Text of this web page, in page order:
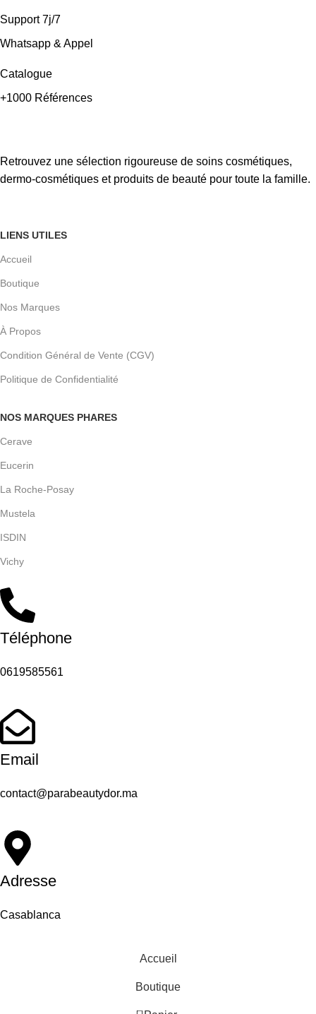
Support 7j/7
Whatsapp & Appel
Catalogue
+1000 Références
Retrouvez une sélection rigoureuse de soins cosmétiques,
dermo-cosmétiques et produits de beauté pour toute la famille.
LIENS UTILES
Accueil
Boutique
Nos Marques
À Propos
Condition Général de Vente (CGV)
Politique de Confidentialité
NOS MARQUES PHARES
Cerave
Eucerin
La Roche-Posay
Mustela
ISDIN
Vichy
Téléphone
0619585561
Email
contact@parabeautydor.ma
Adresse
Casablanca
Accueil
Boutique
0